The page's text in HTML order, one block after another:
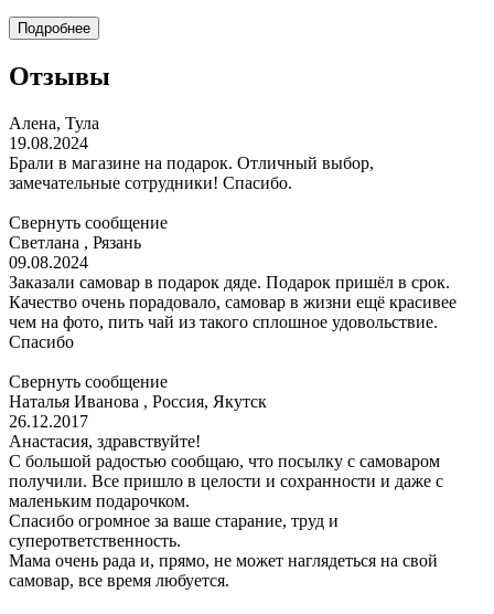
Подробнее
Отзывы
Алена, Тула
19.08.2024
Брали в магазине на подарок. Отличный выбор,
замечательные сотрудники! Спасибо.
Свернуть сообщение
Светлана , Рязань
09.08.2024
Заказали самовар в подарок дяде. Подарок пришёл в срок.
Качество очень порадовало, самовар в жизни ещё красивее
чем на фото, пить чай из такого сплошное удовольствие.
Спасибо
Свернуть сообщение
Наталья Иванова , Россия, Якутск
26.12.2017
Анастасия, здравствуйте!
С большой радостью сообщаю, что посылку с самоваром
получили. Все пришло в целости и сохранности и даже с
маленьким подарочком.
Спасибо огромное за ваше старание, труд и
суперответственность.
Мама очень рада и, прямо, не может наглядеться на свой
самовар, все время любуется.